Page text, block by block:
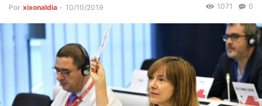
Por xixonaldia - 10/10/2019 0
1071